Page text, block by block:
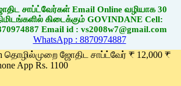
சாப்ட்வேர்கள் Email Online வழியாக 30
கிடைக்கும் GOVINDANE Cell:
Email id : vs2008w7@gmail.com
WhatsApp : 8870974887
தொழில்முறை ஜோதிட சாப்ட்வேர் ₹ 12,000 ₹
App Rs. 1100